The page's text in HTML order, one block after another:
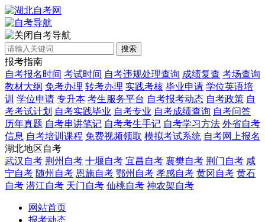
自考导航
搜索
报考指南
自考报名时间 考试时间 自考违规处理查询 成绩复查 考场查询
教材大纲 免考办理 转考办理 实践考核 毕业申请 学位英语培
训 学位申请 专升本 考生服务平台 自考报考动态 自考政策 自
考考试计划 自考实践毕业 自考专业 自考成绩查询 自考问答
历年真题 自考串讲笔记 自考考生手记 自考学习方法 外省自考
信息 自考培训课程 免费视频领取 模拟考试系统 自考网上报名
湖北地区自考
武汉自考 荆州自考 十堰自考 宜昌自考 襄樊自考 荆门自考 咸
宁自考 随州自考 恩施自考 鄂州自考 孝感自考 黄冈自考 黄石
自考 潜江自考 天门自考 仙桃自考 神农架自考
网站首页
报考动态